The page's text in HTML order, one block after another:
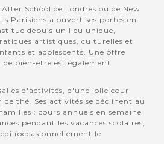
School de Londres ou de New
Parisiens a ouvert ses portes en
depuis un lieu unique,
artistiques, culturelles et
et adolescents. Une offre
bien-être est également
d'activités, d'une jolie cour
thé. Ses activités se déclinent au
: cours annuels en semaine
pendant les vacances scolaires,
(occasionnellement le